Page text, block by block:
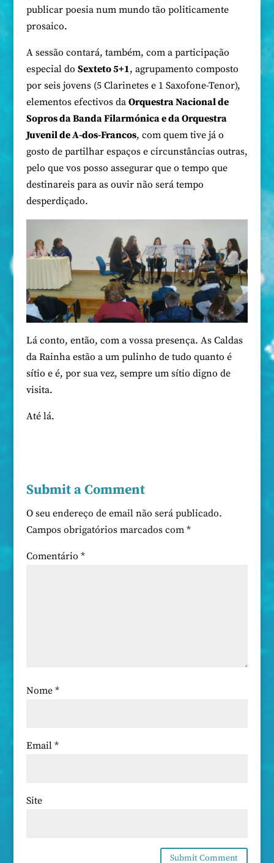
publicar poesia num mundo tão politicamente
prosaico.
A sessão contará, também, com a participação
especial do Sexteto 5+1, agrupamento composto
por seis jovens (5 Clarinetes e 1 Saxofone-Tenor),
elementos efectivos da Orquestra Nacional de
Sopros da Banda Filarmónica e da Orquestra
Juvenil de A-dos-Francos, com quem tive já o
gosto de partilhar espaços e circunstâncias outras,
pelo que vos posso assegurar que o tempo que
destinareis para as ouvir não será tempo
desperdiçado.
Lá conto, então, com a vossa presença. As Caldas
da Rainha estão a um pulinho de tudo quanto é
sítio e é, por sua vez, sempre um sítio digno de
visita.
Até lá.
Submit a Comment
O seu endereço de email não será publicado.
Campos obrigatórios marcados com *
Comentário *
Nome *
Email *
Site